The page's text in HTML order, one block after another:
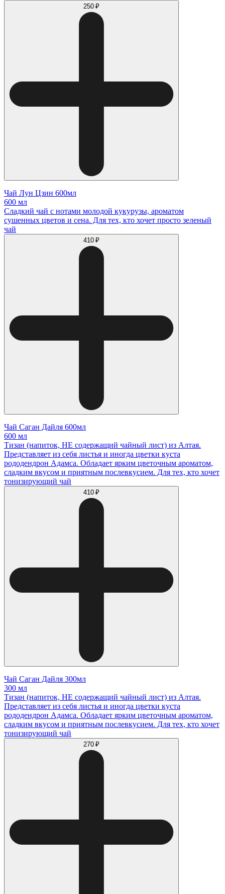
250 ₽
Чай Лун Цзин 600мл
600 мл
Сладкий чай с нотами молодой кукурузы, ароматом
сушенных цветов и сена. Для тех, кто хочет просто зеленый
чай
410 ₽
Чай Саган Дайля 600мл
600 мл
Тизан (напиток, НЕ содержащий чайный лист) из Алтая.
Представляет из себя листья и иногда цветки куста
рододендрон Адамса. Обладает ярким цветочным ароматом,
сладким вкусом и приятным послевкусием. Для тех, кто хочет
тонизирующий чай
410 ₽
Чай Саган Дайля 300мл
300 мл
Тизан (напиток, НЕ содержащий чайный лист) из Алтая.
Представляет из себя листья и иногда цветки куста
рододендрон Адамса. Обладает ярким цветочным ароматом,
сладким вкусом и приятным послевкусием. Для тех, кто хочет
тонизирующий чай
270 ₽